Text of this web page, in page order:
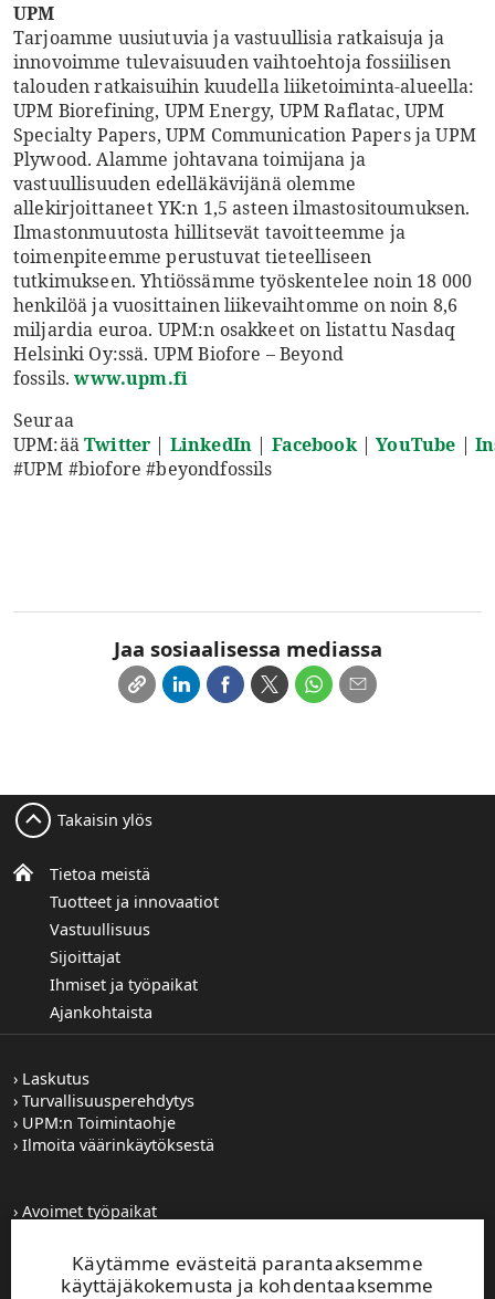
UPM
Tarjoamme uusiutuvia ja vastuullisia ratkaisuja ja
innovoimme tulevaisuuden vaihtoehtoja fossiilisen
talouden ratkaisuihin kuudella liiketoiminta-alueella:
UPM Biorefining, UPM Energy, UPM Raflatac, UPM
Specialty Papers, UPM Communication Papers ja UPM
Plywood. Alamme johtavana toimijana ja
vastuullisuuden edelläkävijänä olemme
allekirjoittaneet YK:n 1,5 asteen ilmastositoumuksen.
Ilmastonmuutosta hillitsevät tavoitteemme ja
toimenpiteemme perustuvat tieteelliseen
tutkimukseen. Yhtiössämme työskentelee noin 18 000
henkilöä ja vuosittainen liikevaihtomme on noin 8,6
miljardia euroa. UPM:n osakkeet on listattu Nasdaq
Helsinki Oy:ssä. UPM Biofore – Beyond
fossils.www.upm.fi
Seuraa
UPM:ääTwitter | LinkedIn | Facebook|YouTube |
#UPM #biofore #beyondfossils
Jaa sosiaalisessa mediassa
Käytämme evästeitä parantaaksemme
käyttäjäkokemusta ja kohdentaaksemme
Tietoa meistä
Tuotteet ja innovaatiot
Vastuullisuus
Sijoittajat
Ihmiset ja työpaikat
Ajankohtaista
Takaisin ylös
Laskutus
Turvallisuusperehdytys
UPM:n Toimintaohje
Ilmoita väärinkäytöksestä
Avoimet työpaikat
Tilaa tiedotteet
Toiminta-alueemme